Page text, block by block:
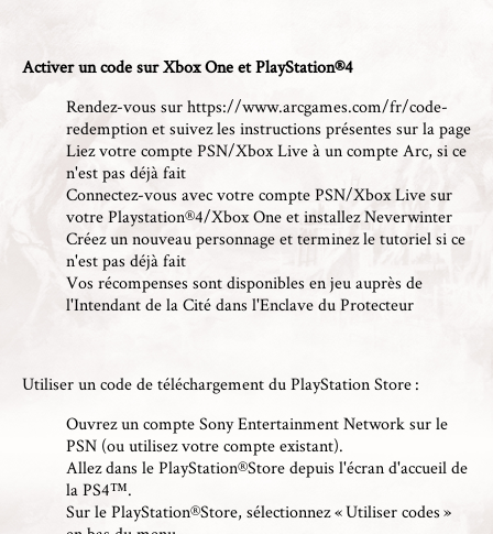
Activer un code sur Xbox One et PlayStation®4
Rendez-vous surhttps://www.arcgames.com/fr/code-
redemptionet suivez les instructions présentes sur la page
Liez votre compte PSN/Xbox Live à un compte Arc, si ce
n'est pas déjà fait
Connectez-vous avec votre compte PSN/Xbox Live sur
votre Playstation®4/Xbox One et installez Neverwinter
Créez un nouveau personnage et terminez le tutoriel si ce
n'est pas déjà fait
Vos récompenses sont disponibles en jeu auprès de
l'Intendant de la Cité dans l'Enclave du Protecteur
Utiliser un code de téléchargement du PlayStation Store :
Ouvrez un compte Sony Entertainment Network sur le
PSN (ou utilisez votre compte existant).
Allez dans le PlayStation®Store depuis l'écran d'accueil de
la PS4™.
Sur le PlayStation®Store, sélectionnez « Utiliser codes »